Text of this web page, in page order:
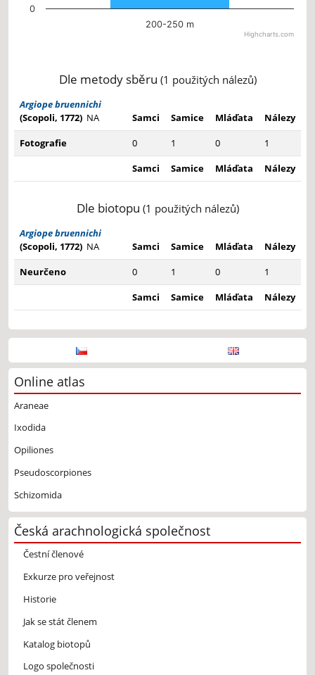
200-250 m
0
Highcharts.com
Dle metody sběru (1 použitých nálezů)
Argiope bruennichi
(Scopoli, 1772) NA Samci Samice Mláďata
Nálezy
Fotografie
0 1 0
1
Samci
Samice Mláďata Nálezy
Dle biotopu (1 použitých nálezů)
Argiope bruennichi
(Scopoli, 1772) NA Samci Samice Mláďata
Nálezy
Neurčeno
0 1 0
1
Samci
Samice Mláďata Nálezy
Online atlas
Araneae
Ixodida
Opiliones
Pseudoscorpiones
Schizomida
Česká arachnologická společnost
Čestní členové
Exkurze pro veřejnost
Historie
Jak se stát členem
Katalog biotopů
Logo společnosti